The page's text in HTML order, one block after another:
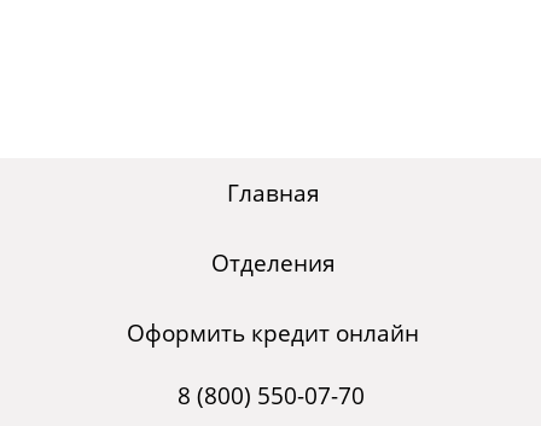
Главная
Отделения
Оформить кредит онлайн
8 (800) 550-07-70